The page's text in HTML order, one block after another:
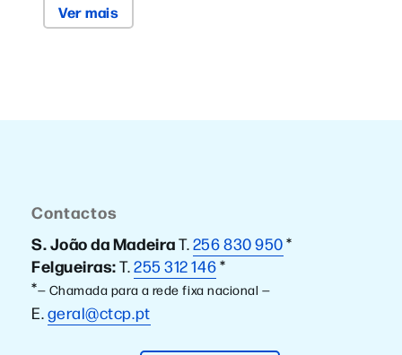
Ver mais
Contactos
S. João da MadeiraT.256 830 950*
Felgueiras:T.255 312 146*
*— Chamada para a rede fixa nacional —
E.geral@ctcp.pt